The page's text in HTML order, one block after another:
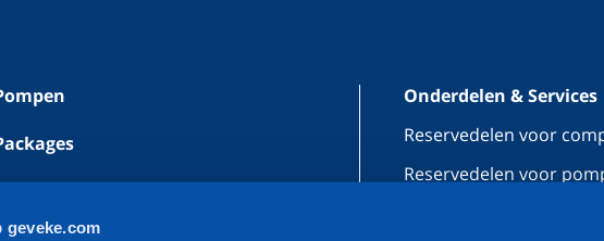
geveke.com
producten
Onderdelen & Services
Reservedelen voor
Reservedelen voor